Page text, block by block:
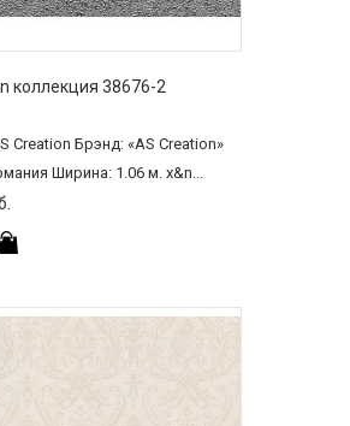
коллекция 38676-2
Creation Брэнд: «AS Creation»
Ширина: 1.06 м. x&n...